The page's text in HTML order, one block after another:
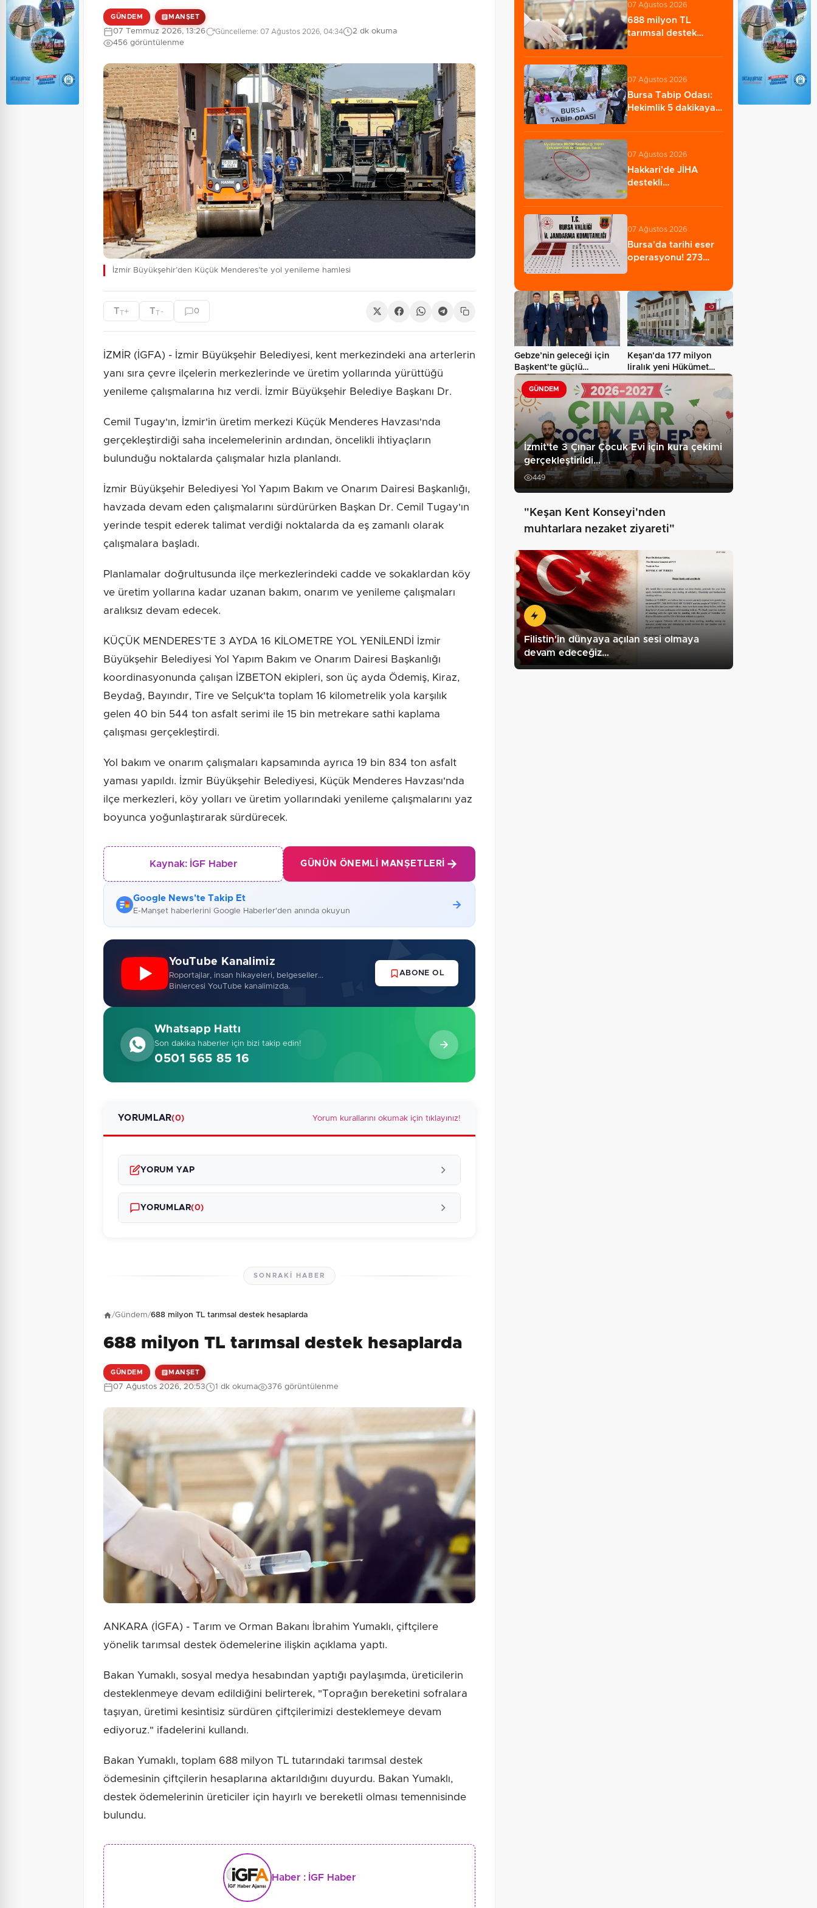
GÜNDEM MANŞET
07 Temmuz 2026, 13:26 Güncelleme: 07 Ağustos 2026, 04:34
2 dk okuma
456 görüntülenme
İzmir Büyükşehir’den Küçük Menderes’te yol yenileme hamlesi
TT+ TT - 0
İZMİR (İGFA) - İzmir Büyükşehir Belediyesi, kent merkezindeki ana arterlerin
yanı sıra çevre ilçelerin merkezlerinde ve üretim yollarında yürüttüğü
yenileme çalışmalarına hız verdi. İzmir Büyükşehir Belediye Başkanı Dr.
Cemil Tugay'ın, İzmir'in üretim merkezi Küçük Menderes Havzası'nda
gerçekleştirdiği saha incelemelerinin ardından, öncelikli ihtiyaçların
bulunduğu noktalarda çalışmalar hızla planlandı.
İzmir Büyükşehir Belediyesi Yol Yapım Bakım ve Onarım Dairesi Başkanlığı,
havzada devam eden çalışmalarını sürdürürken Başkan Dr. Cemil Tugay'ın
yerinde tespit ederek talimat verdiği noktalarda da eş zamanlı olarak
çalışmalara başladı.
Planlamalar doğrultusunda ilçe merkezlerindeki cadde ve sokaklardan köy
ve üretim yollarına kadar uzanan bakım, onarım ve yenileme çalışmaları
aralıksız devam edecek.
KÜÇÜK MENDERES'TE 3 AYDA 16 KİLOMETRE YOL YENİLENDİ İzmir
Büyükşehir Belediyesi Yol Yapım Bakım ve Onarım Dairesi Başkanlığı
koordinasyonunda çalışan İZBETON ekipleri, son üç ayda Ödemiş, Kiraz,
Beydağ, Bayındır, Tire ve Selçuk'ta toplam 16 kilometrelik yola karşılık
gelen 40 bin 544 ton asfalt serimi ile 15 bin metrekare sathi kaplama
çalışması gerçekleştirdi.
Yol bakım ve onarım çalışmaları kapsamında ayrıca 19 bin 834 ton asfalt
yaması yapıldı. İzmir Büyükşehir Belediyesi, Küçük Menderes Havzası'nda
ilçe merkezleri, köy yolları ve üretim yollarındaki yenileme çalışmalarını yaz
boyunca yoğunlaştırarak sürdürecek.
Kaynak: İGF Haber GÜNÜN ÖNEMLI MANŞETLERI
Google News'te Takip Et
E-Manşet haberlerini Google Haberler'den anında okuyun
YouTube Kanalimiz
Roportajlar, insan hikayeleri, belgeseller...
Binlercesi YouTube kanalimizda.
ABONE OL
Whatsapp Hattı
Son dakika haberler için bizi takip edin!
0501 565 85 16
YORUMLAR(0) Yorum kurallarını okumak için tıklayınız!
YORUM YAP
Güvenlik Sorusu: 3 + 2 = ? Gönder
YORUMLAR(0)
SONRAKI HABER
/Gündem/688 milyon TL tarımsal destek hesaplarda
688 milyon TL tarımsal destek hesaplarda
GÜNDEM MANŞET
07 Ağustos 2026, 20:53 1 dk okuma 376 görüntülenme
ANKARA (İGFA) - Tarım ve Orman Bakanı İbrahim Yumaklı, çiftçilere
yönelik tarımsal destek ödemelerine ilişkin açıklama yaptı.
Bakan Yumaklı, sosyal medya hesabından yaptığı paylaşımda, üreticilerin
desteklenmeye devam edildiğini belirterek, "Toprağın bereketini sofralara
taşıyan, üretimi kesintisiz sürdüren çiftçilerimizi desteklemeye devam
ediyoruz." ifadelerini kullandı.
Bakan Yumaklı, toplam 688 milyon TL tutarındaki tarımsal destek
ödemesinin çiftçilerin hesaplarına aktarıldığını duyurdu. Bakan Yumaklı,
destek ödemelerinin üreticiler için hayırlı ve bereketli olması temennisinde
bulundu.
Haber : İGF Haber
07 Ağustos 2026
688 milyon TL
tarımsal destek
07 Ağustos 2026
Bursa Tabip Odası:
Hekimlik 5 dakikaya
07 Ağustos 2026
Hakkari'de JİHA
destekli
kilo esrar…
07 Ağustos 2026
Bursa'da tarihi eser
operasyonu! 273
Gebze’nin geleceği için
Başkent'te güçlü
temaslar
Keşan'da 177 milyon
liralık yeni Hükümet
GÜNDEM
İzmit'te 3 Çınar Çocuk Evi için kura çekimi
gerçekleştirildi…
449
"Keşan Kent Konseyi'nden
muhtarlara nezaket ziyareti"
Filistin'in dünyaya açılan sesi olmaya
devam edeceğiz…